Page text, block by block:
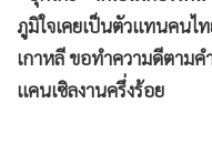
• Celeb Online
• Factcheck
• ญี่ปุ่น
ภูมิใจเคยเป็นตัวแทนคน
เกาหลี ขอทำความดีตาม
แคนเซิลงานครึ่งร้อย